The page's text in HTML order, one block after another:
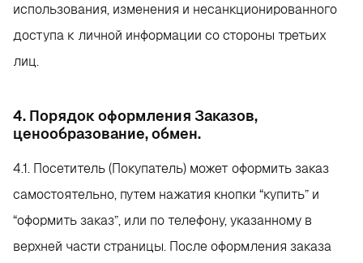
использования, изменения и несанкционированного
доступа к личной информации со стороны третьих
лиц.
4. Порядок оформления Заказов,
ценообразование, обмен.
4.1. Посетитель (Покупатель) может оформить заказ
самостоятельно, путем нажатия кнопки “купить” и
“оформить заказ”, или по телефону, указанному в
верхней части страницы. После оформления заказа